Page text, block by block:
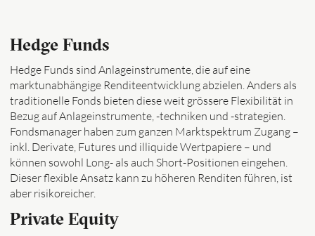
Hedge Funds
Hedge Funds sind Anlageinstrumente, die auf eine
marktunabhängige Renditeentwicklung abzielen. Anders als
traditionelle Fonds bieten diese weit grössere Flexibilität in
Bezug auf Anlageinstrumente, -techniken und -strategien.
Fondsmanager haben zum ganzen Marktspektrum Zugang –
inkl. Derivate, Futures und illiquide Wertpapiere – und
können sowohl Long- als auch Short-Positionen eingehen.
Dieser flexible Ansatz kann zu höheren Renditen führen, ist
aber risikoreicher.
Private Equity